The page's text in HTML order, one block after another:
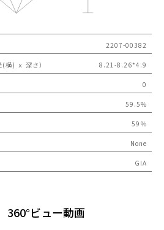
2207-00382
) ｘ 深さ） 8.21-8.26*4.9
0
59.5%
59％
None
GIA
360°ビュー動画